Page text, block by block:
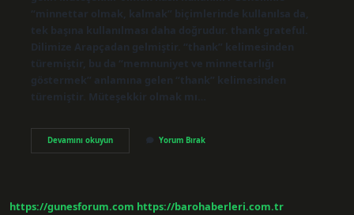
“minnettar olmak, kalmak” biçimlerinde kullanılsa da,
tek başına kullanılması daha doğrudur. thank grateful.
Dilimize Arapçadan gelmiştir. “thank” kelimesinden
türemiştir, bu da “memnuniyet ve minnettarlığı
göstermek” anlamına gelen “thank” kelimesinden
türemiştir. Müteşekkir olmak mı…
Devamını okuyunMüteşekkir
Olmak
Yorum Bırak
https://gunesforum.com https://barohaberleri.com.tr